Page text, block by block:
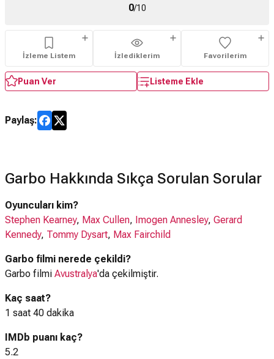
0/10
İzleme Listem İzlediklerim Favorilerim
Puan Ver Listeme Ekle
Paylaş:
Garbo Hakkında Sıkça Sorulan Sorular
Oyuncuları kim?
Stephen Kearney, Max Cullen, Imogen Annesley, Gerard
Kennedy, Tommy Dysart, Max Fairchild
Garbo filmi nerede çekildi?
Garbo filmi Avustralya'da çekilmiştir.
Kaç saat?
1 saat 40 dakika
IMDb puanı kaç?
5.2